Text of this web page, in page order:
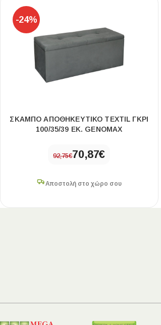
-24%
ΣΚΑΜΠΌ ΑΠΟΘΗΚΕΥΤΙΚΌ TEXTIL ΓΚΡΙ
100/35/39 ΕΚ. GENOMAX
92,75€70,87€
Αποστολή στο χώρο σου